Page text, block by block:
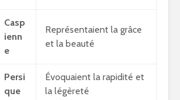
Casp
ienn
e
Représentaient la grâce
et la beauté
Persi
que
Évoquaient la rapidité et
la légèreté